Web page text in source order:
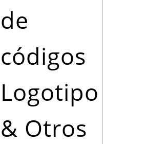
de
códigos
Logotipo
& Otros